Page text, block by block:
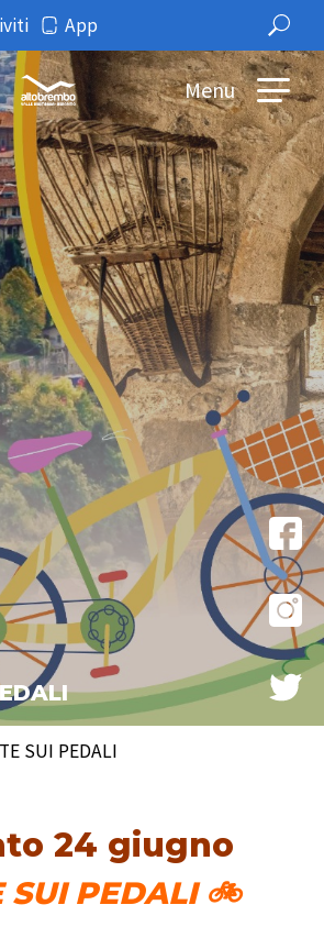
App
Menu
SUI PEDALI
24 giugno
SUI PEDALI 🚲